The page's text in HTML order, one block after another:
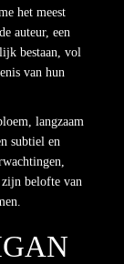
het meest
auteur, een
bestaan, vol
van hun
langzaam
subtiel en
belofte van